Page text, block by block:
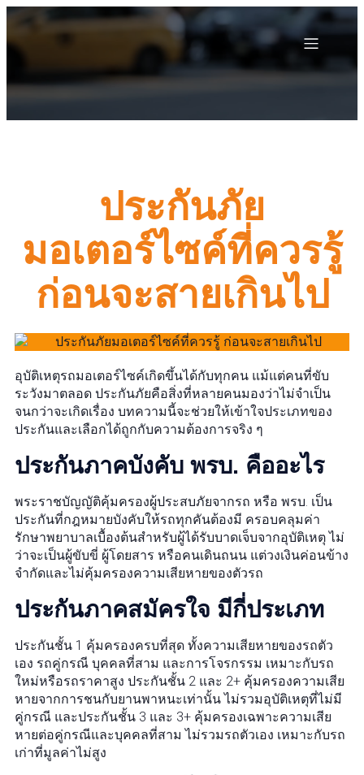
ประกันภัย
มอเตอร์ไซค์ที่ควรรู้
ก่อนจะสายเกินไป
อุบัติเหตุรถมอเตอร์ไซค์เกิดขึ้นได้กับทุกคน แม้แต่คนที่ขับ
ระวังมาตลอด ประกันภัยคือสิ่งที่หลายคนมองว่าไม่จำเป็น
จนกว่าจะเกิดเรื่อง บทความนี้จะช่วยให้เข้าใจประเภทของ
ประกันและเลือกได้ถูกกับความต้องการจริง ๆ
ประกันภาคบังคับ พรบ. คืออะไร
พระราชบัญญัติคุ้มครองผู้ประสบภัยจากรถ หรือ พรบ. เป็น
ประกันที่กฎหมายบังคับให้รถทุกคันต้องมี ครอบคลุมค่า
รักษาพยาบาลเบื้องต้นสำหรับผู้ได้รับบาดเจ็บจากอุบัติเหตุ ไม่
ว่าจะเป็นผู้ขับขี่ ผู้โดยสาร หรือคนเดินถนน แต่วงเงินค่อนข้าง
จำกัดและไม่คุ้มครองความเสียหายของตัวรถ
ประกันภาคสมัครใจ มีกี่ประเภท
ประกันชั้น 1 คุ้มครองครบที่สุด ทั้งความเสียหายของรถตัว
เอง รถคู่กรณี บุคคลที่สาม และการโจรกรรม เหมาะกับรถ
ใหม่หรือรถราคาสูง ประกันชั้น 2 และ 2+ คุ้มครองความเสีย
หายจากการชนกับยานพาหนะเท่านั้น ไม่รวมอุบัติเหตุที่ไม่มี
คู่กรณี และประกันชั้น 3 และ 3+ คุ้มครองเฉพาะความเสีย
หายต่อคู่กรณีและบุคคลที่สาม ไม่รวมรถตัวเอง เหมาะกับรถ
เก่าที่มูลค่าไม่สูง